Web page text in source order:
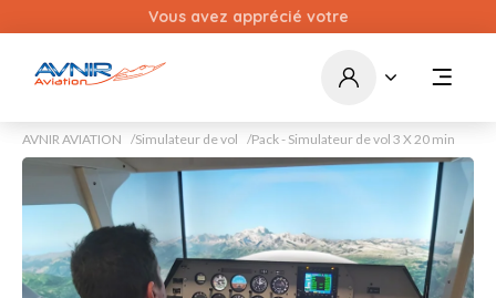
Vous avez apprécié votre
expérience chez Avnir
faire part de vos retours !
AVNIR AVIATION Simulateur de vol Pack - Simulateur de vol 3 X 20 min